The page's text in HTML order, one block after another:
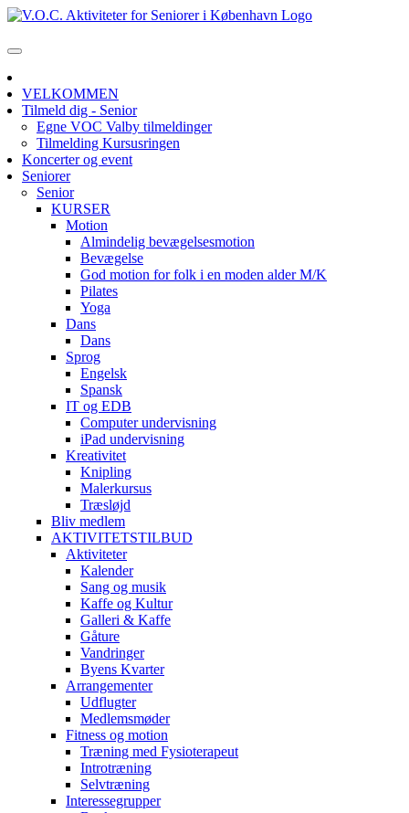
VELKOMMEN
Tilmeld dig - Senior
Egne VOC Valby tilmeldinger
Tilmelding Kursusringen
Koncerter og event
Seniorer
Senior
KURSER
Motion
Almindelig bevægelsesmotion
Bevægelse
God motion for folk i en moden alder M/K
Pilates
Yoga
Dans
Dans
Sprog
Engelsk
Spansk
IT og EDB
Computer undervisning
iPad undervisning
Kreativitet
Knipling
Malerkursus
Træsløjd
Bliv medlem
AKTIVITETSTILBUD
Aktiviteter
Kalender
Sang og musik
Kaffe og Kultur
Galleri & Kaffe
Gåture
Vandringer
Byens Kvarter
Arrangementer
Udflugter
Medlemsmøder
Fitness og motion
Træning med Fysioterapeut
Introtræning
Selvtræning
Interessegrupper